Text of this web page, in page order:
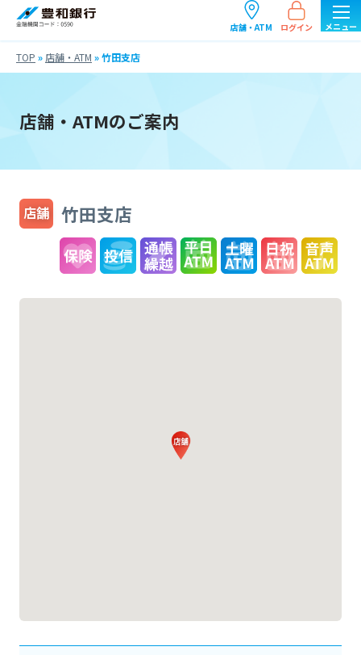
店舗・ATM ログイン
TOP » 店舗・ATM »竹田支店
店舗・ATMのご案内
店舗 竹田支店